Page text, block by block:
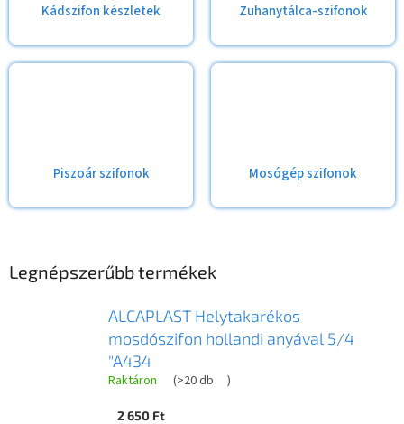
Kádszifon készletek Zuhanytálca-szifonok
Piszoár szifonok Mosógép szifonok
Legnépszerűbb termékek
ALCAPLAST Helytakarékos
mosdószifon hollandi anyával 5/4
"A434
Raktáron (>20 db )
2 650 Ft